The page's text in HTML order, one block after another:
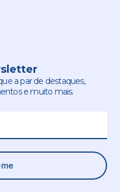
a par de destaques,
e muito mais.